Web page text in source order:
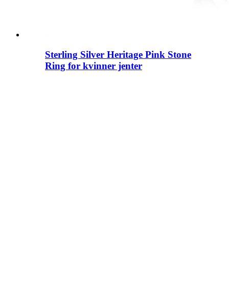
Sterling Silver Heritage Pink Stone
Ring for kvinner jenter